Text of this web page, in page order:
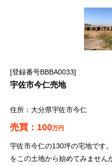
登録番号BBBA0033
宇佐市今仁売地
大分県宇佐市今仁
100万円
宇佐市今仁の130坪の宅地です
をこの土地から始めてみません